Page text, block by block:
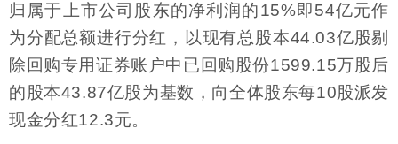
归属于上市公司股东的净利润的15%即54亿元作
为分配总额进行分红，以现有总股本44.03亿股剔
除回购专用证券账户中已回购股份1599.15万股后
的股本43.87亿股为基数，向全体股东每10股派发
现金分红12.3元。